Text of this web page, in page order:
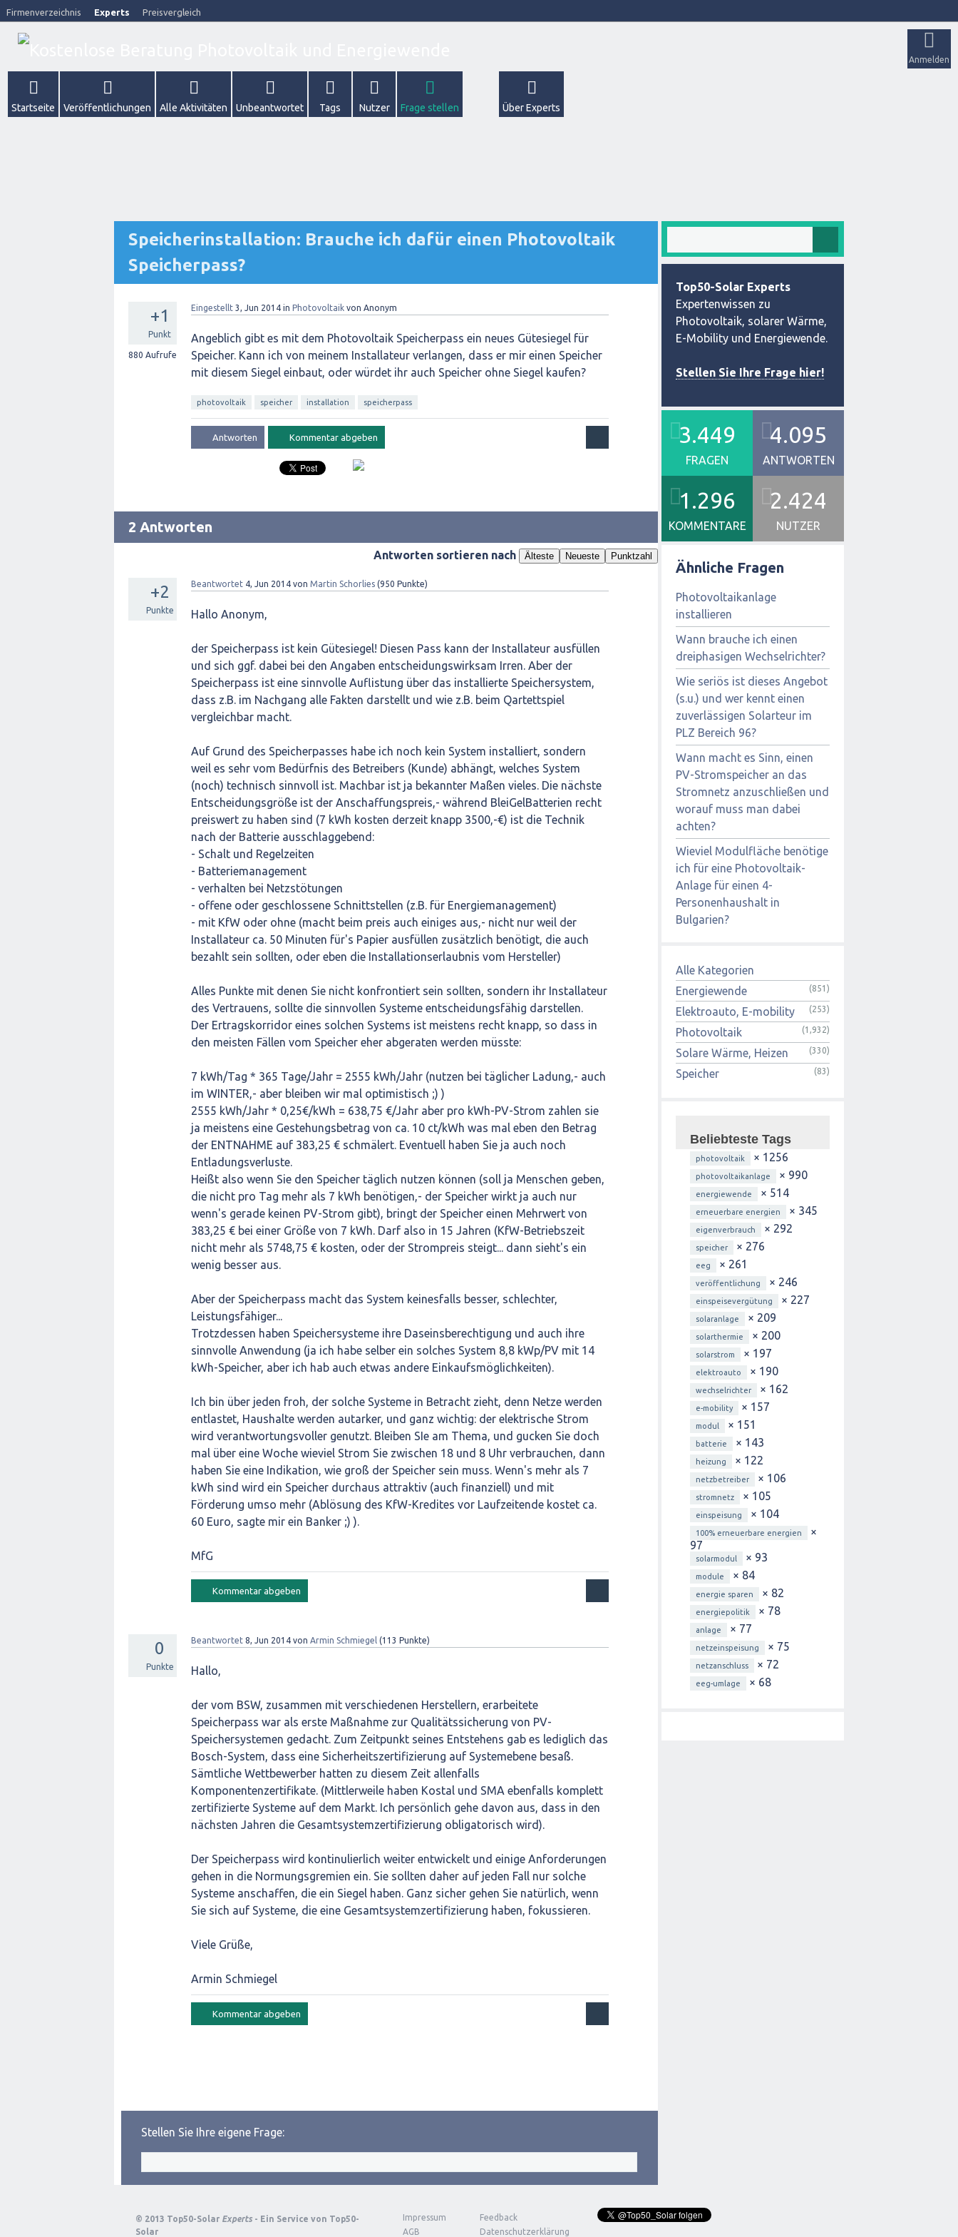
Firmenverzeichnis Experts Preisvergleich
Anmelden
Startseite Veröffentlichungen Alle Aktivitäten Unbeantwortet Tags Nutzer Frage stellen Über Experts
Speicherinstallation: Brauche ich dafür einen Photovoltaik
Speicherpass?
+1
Punkt
880 Aufrufe
Eingestellt 3, Jun 2014 in Photovoltaik von Anonym
Angeblich gibt es mit dem Photovoltaik Speicherpass ein neues Gütesiegel für
Speicher. Kann ich von meinem Installateur verlangen, dass er mir einen Speicher
mit diesem Siegel einbaut, oder würdet ihr auch Speicher ohne Siegel kaufen?
photovoltaik speicher installation speicherpass
2 Antworten
Antworten sortieren nach Älteste Neueste Punktzahl
+2
Punkte
Beantwortet 4, Jun 2014 von Martin Schorlies (950 Punkte)
Hallo Anonym,
der Speicherpass ist kein Gütesiegel! Diesen Pass kann der Installateur ausfüllen
und sich ggf. dabei bei den Angaben entscheidungswirksam Irren. Aber der
Speicherpass ist eine sinnvolle Auflistung über das installierte Speichersystem,
dass z.B. im Nachgang alle Fakten darstellt und wie z.B. beim Qartettspiel
vergleichbar macht.
Auf Grund des Speicherpasses habe ich noch kein System installiert, sondern
weil es sehr vom Bedürfnis des Betreibers (Kunde) abhängt, welches System
(noch) technisch sinnvoll ist. Machbar ist ja bekannter Maßen vieles. Die nächste
Entscheidungsgröße ist der Anschaffungspreis,- während BleiGelBatterien recht
preiswert zu haben sind (7 kWh kosten derzeit knapp 3500,-€) ist die Technik
nach der Batterie ausschlaggebend:
- Schalt und Regelzeiten
- Batteriemanagement
- verhalten bei Netzstötungen
- offene oder geschlossene Schnittstellen (z.B. für Energiemanagement)
- mit KfW oder ohne (macht beim preis auch einiges aus,- nicht nur weil der
Installateur ca. 50 Minuten für's Papier ausfüllen zusätzlich benötigt, die auch
bezahlt sein sollten, oder eben die Installationserlaubnis vom Hersteller)
Alles Punkte mit denen Sie nicht konfrontiert sein sollten, sondern ihr Installateur
des Vertrauens, sollte die sinnvollen Systeme entscheidungsfähig darstellen.
Der Ertragskorridor eines solchen Systems ist meistens recht knapp, so dass in
den meisten Fällen vom Speicher eher abgeraten werden müsste:
7 kWh/Tag * 365 Tage/Jahr = 2555 kWh/Jahr (nutzen bei täglicher Ladung,- auch
im WINTER,- aber bleiben wir mal optimistisch ;) )
2555 kWh/Jahr * 0,25€/kWh = 638,75 €/Jahr aber pro kWh-PV-Strom zahlen sie
ja meistens eine Gestehungsbetrag von ca. 10 ct/kWh was mal eben den Betrag
der ENTNAHME auf 383,25 € schmälert. Eventuell haben Sie ja auch noch
Entladungsverluste.
Heißt also wenn Sie den Speicher täglich nutzen können (soll ja Menschen geben,
die nicht pro Tag mehr als 7 kWh benötigen,- der Speicher wirkt ja auch nur
wenn's gerade keinen PV-Strom gibt), bringt der Speicher einen Mehrwert von
383,25 € bei einer Größe von 7 kWh. Darf also in 15 Jahren (KfW-Betriebszeit
nicht mehr als 5748,75 € kosten, oder der Strompreis steigt... dann sieht's ein
wenig besser aus.
Aber der Speicherpass macht das System keinesfalls besser, schlechter,
Leistungsfähiger...
Trotzdessen haben Speichersysteme ihre Daseinsberechtigung und auch ihre
sinnvolle Anwendung (ja ich habe selber ein solches System 8,8 kWp/PV mit 14
kWh-Speicher, aber ich hab auch etwas andere Einkaufsmöglichkeiten).
Ich bin über jeden froh, der solche Systeme in Betracht zieht, denn Netze werden
entlastet, Haushalte werden autarker, und ganz wichtig: der elektrische Strom
wird verantwortungsvoller genutzt. Bleiben SIe am Thema, und gucken Sie doch
mal über eine Woche wieviel Strom Sie zwischen 18 und 8 Uhr verbrauchen, dann
haben Sie eine Indikation, wie groß der Speicher sein muss. Wenn's mehr als 7
kWh sind wird ein Speicher durchaus attraktiv (auch finanziell) und mit
Förderung umso mehr (Ablösung des KfW-Kredites vor Laufzeitende kostet ca.
60 Euro, sagte mir ein Banker ;) ).
MfG
0
Punkte
Beantwortet 8, Jun 2014 von Armin Schmiegel (113 Punkte)
Hallo,
der vom BSW, zusammen mit verschiedenen Herstellern, erarbeitete
Speicherpass war als erste Maßnahme zur Qualitätssicherung von PV-
Speichersystemen gedacht. Zum Zeitpunkt seines Entstehens gab es lediglich das
Bosch-System, dass eine Sicherheitszertifizierung auf Systemebene besaß.
Sämtliche Wettbewerber hatten zu diesem Zeit allenfalls
Komponentenzertifikate. (Mittlerweile haben Kostal und SMA ebenfalls komplett
zertifizierte Systeme auf dem Markt. Ich persönlich gehe davon aus, dass in den
nächsten Jahren die Gesamtsystemzertifizierung obligatorisch wird).
Der Speicherpass wird kontinulierlich weiter entwickelt und einige Anforderungen
gehen in die Normungsgremien ein. Sie sollten daher auf jeden Fall nur solche
Systeme anschaffen, die ein Siegel haben. Ganz sicher gehen Sie natürlich, wenn
Sie sich auf Systeme, die eine Gesamtsystemzertifizierung haben, fokussieren.
Viele Grüße,
Armin Schmiegel
Stellen Sie Ihre eigene Frage:
Top50-Solar Experts
Expertenwissen zu
Photovoltaik, solarer Wärme,
E-Mobility und Energiewende.
Stellen Sie Ihre Frage hier!
3.449
FRAGEN
4.095
ANTWORTEN
1.296
KOMMENTARE
2.424
NUTZER
Ähnliche Fragen
Photovoltaikanlage
installieren
Wann brauche ich einen
dreiphasigen Wechselrichter?
Wie seriös ist dieses Angebot
(s.u.) und wer kennt einen
zuverlässigen Solarteur im
PLZ Bereich 96?
Wann macht es Sinn, einen
PV-Stromspeicher an das
Stromnetz anzuschließen und
worauf muss man dabei
achten?
Wieviel Modulfläche benötige
ich für eine Photovoltaik-
Anlage für einen 4-
Personenhaushalt in
Bulgarien?
Alle Kategorien
Energiewende
(851)
Elektroauto, E-mobility (253)
Photovoltaik (1,932)
Solare Wärme, Heizen (330)
Speicher (83)
Beliebteste Tags
photovoltaik × 1256
photovoltaikanlage × 990
energiewende × 514
erneuerbare energien × 345
eigenverbrauch × 292
speicher × 276
eeg × 261
veröffentlichung × 246
einspeisevergütung × 227
solaranlage × 209
solarthermie × 200
solarstrom × 197
elektroauto × 190
wechselrichter × 162
e-mobility × 157
modul × 151
batterie × 143
heizung × 122
netzbetreiber × 106
stromnetz × 105
einspeisung × 104
100% erneuerbare energien
×
97
solarmodul × 93
module × 84
energie sparen × 82
energiepolitik × 78
anlage × 77
netzeinspeisung × 75
netzanschluss × 72
eeg-umlage × 68
© 2013 Top50-Solar Experts - Ein Service von Top50-
Solar
Impressum
Feedback
AGB
Datenschutzerklärung